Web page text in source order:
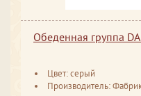
Обеденная группа
Цвет: серый
Производитель: